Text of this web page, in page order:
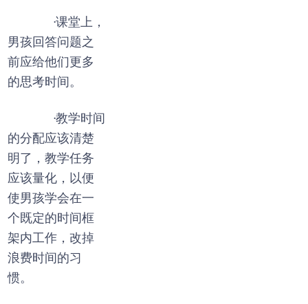
·课堂上，
男孩回答问题之
前应给他们更多
的思考时间。
·教学时间
的分配应该清楚
明了，教学任务
应该量化，以便
使男孩学会在一
个既定的时间框
架内工作，改掉
浪费时间的习
惯。